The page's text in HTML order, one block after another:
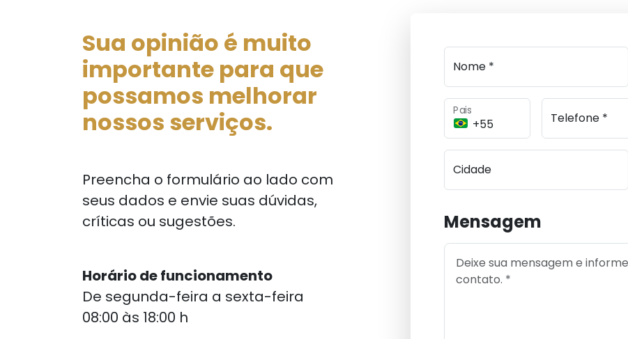
Sua opinião é muito
importante para que
possamos melhorar
nossos serviços.
Preencha o formulário ao lado com
seus dados e envie suas dúvidas,
críticas ou sugestões.
Horário de funcionamento
De segunda-feira a sexta-feira
08:00 às 18:00 h
Nome *
Pais Telefone *
Cidade
Mensagem